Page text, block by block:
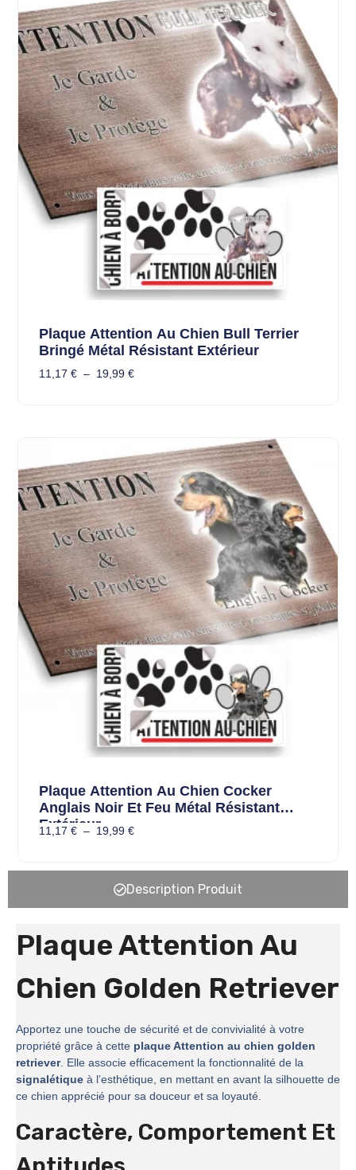
Plaque Attention Au Chien Bull Terrier
Bringé Métal Résistant Extérieur
11,17 € – 19,99 €
Plaque Attention Au Chien Cocker
Anglais Noir Et Feu Métal Résistant
Extérieur
11,17 € – 19,99 €
Description Produit
Plaque Attention Au
Chien Golden Retriever
Apportez une touche de sécurité et de convivialité à votre
propriété grâce à cette plaque Attention au chien golden
retriever. Elle associe efficacement la fonctionnalité de la
signalétique à l’esthétique, en mettant en avant la silhouette de
ce chien apprécié pour sa douceur et sa loyauté.
Caractère, Comportement Et